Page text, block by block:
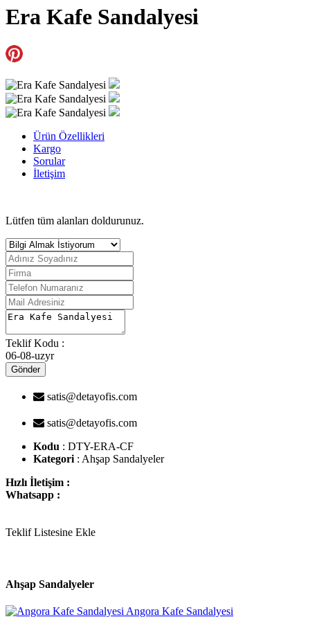
Era Kafe Sandalyesi
Ürün Özellikleri
Kargo
Sorular
İletişim
Lütfen tüm alanları doldurunuz.
Teklif Kodu :
06-08-uzyr
Gönder
satis@detayofis.com
satis@detayofis.com
Kodu : DTY-ERA-CF
Kategori : Ahşap Sandalyeler
Hızlı İletişim :
Whatsapp :
Teklif Listesine Ekle
Ahşap Sandalyeler
Angora Kafe Sandalyesi